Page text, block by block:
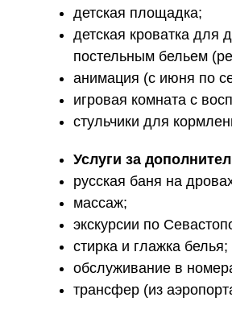
детская площадка;
детская кроватка для
постельным бельем
анимация (с июня по
игровая комната с
стульчики для
Услуги за
русская баня на
массаж;
экскурсии по
стирка и глажка белья;
обслуживание в
трансфер (из